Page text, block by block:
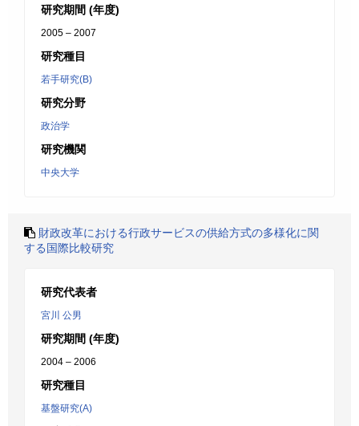
研究期間 (年度)
2005 – 2007
研究種目
若手研究(B)
研究分野
政治学
研究機関
中央大学
財政改革における行政サービスの供給方式の多様化に関
する国際比較研究
研究代表者
宮川 公男
研究期間 (年度)
2004 – 2006
研究種目
基盤研究(A)